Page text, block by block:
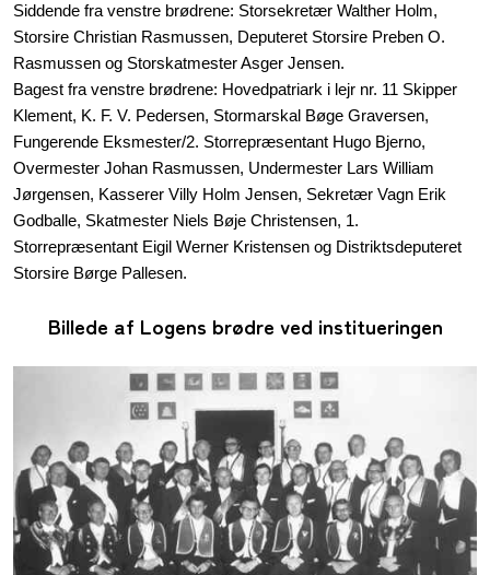
Siddende fra venstre brødrene: Storsekretær Walther Holm,
Storsire Christian Rasmussen, Deputeret Storsire Preben O.
Rasmussen og Storskatmester Asger Jensen.
Bagest fra venstre brødrene: Hovedpatriark i lejr nr. 11 Skipper
Klement, K. F. V. Pedersen, Stormarskal Bøge Graversen,
Fungerende Eksmester/2. Storrepræsentant Hugo Bjerno,
Overmester Johan Rasmussen, Undermester Lars William
Jørgensen, Kasserer Villy Holm Jensen, Sekretær Vagn Erik
Godballe, Skatmester Niels Bøje Christensen, 1.
Storrepræsentant Eigil Werner Kristensen og Distriktsdeputeret
Storsire Børge Pallesen.
Billede af Logens brødre ved institueringen